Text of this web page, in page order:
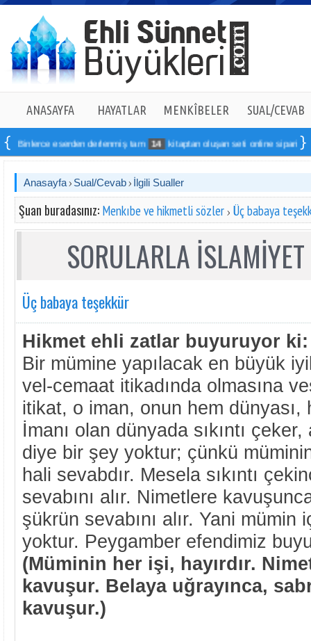
ANASAYFA HAYATLAR MENKÎBELER SUAL/CEVAB
eserden derlenmiş tam 14 kitaptan oluşan seti online sipariş
Anasayfa Sual/Cevab İlgili Sualler
Şuan buradasınız: Menkıbe ve hikmetli sözler Üç babaya
SORULARLA
Üç babaya teşekkür
Hikmet ehli zatlar buyuruyor ki:
Bir mümine yapılacak en büyük
vel-cemaat itikadında olmasına
itikat, o iman, onun hem dünyası,
İmanı olan dünyada sıkıntı
diye bir şey yoktur; çünkü
hali sevabdır. Mesela sıkıntı
sevabını alır. Nimetlere
şükrün sevabını alır. Yani mümin
yoktur. Peygamber efendimiz
(Müminin her işi, hayırdır.
kavuşur. Belaya uğrayınca,
kavuşur.)